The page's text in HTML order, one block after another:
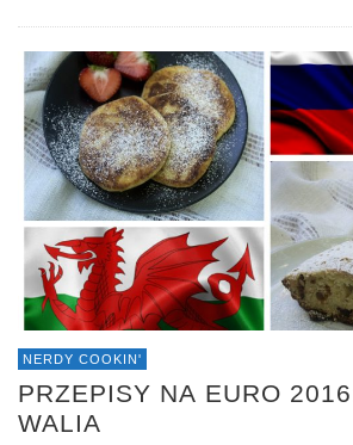
NERDY COOKIN'
PRZEPISY NA EURO
WALIA